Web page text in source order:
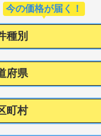
今の価格が届く！